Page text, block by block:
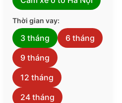
Thời gian vay:
3 tháng
6 tháng
9 tháng
12 tháng
24 tháng